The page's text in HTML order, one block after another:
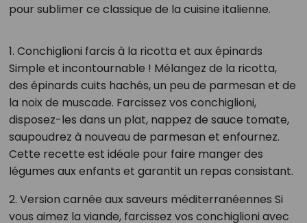
pour sublimer ce classique de la cuisine italienne.
1. Conchiglioni farcis à la ricotta et aux épinards
Simple et incontournable ! Mélangez de la ricotta,
des épinards cuits hachés, un peu de parmesan et de
la noix de muscade. Farcissez vos conchiglioni,
disposez-les dans un plat, nappez de sauce tomate,
saupoudrez à nouveau de parmesan et enfournez.
Cette recette est idéale pour faire manger des
légumes aux enfants et garantit un repas consistant.
2. Version carnée aux saveurs méditerranéennes Si
vous aimez la viande, farcissez vos conchiglioni avec